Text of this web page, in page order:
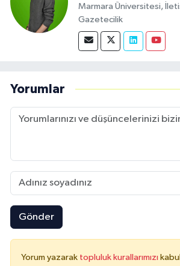
Marmara Üniversitesi,
Gazetecilik
Yorumlar
Gönder
Yorum yazarak topluluk kurallarımızı